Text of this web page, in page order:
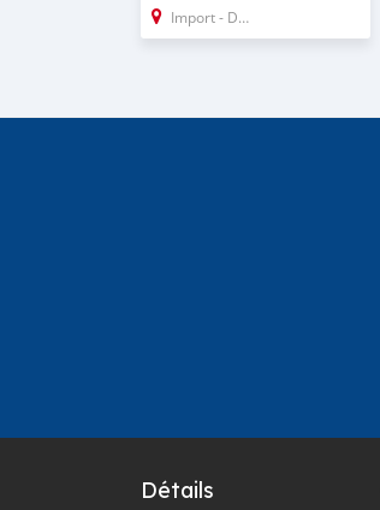
Import - Dubai
Détails